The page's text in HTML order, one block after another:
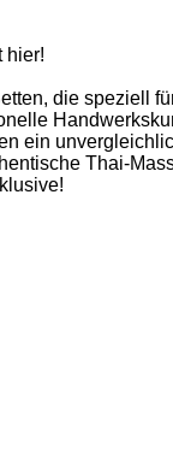
hier!
die speziell
ein
Thai-